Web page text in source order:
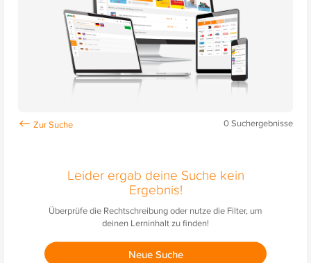
0Suchergebnisse
Leider ergab deine Suche kein
Ergebnis!
Überprüfe die Rechtschreibung oder nutze die Filter, um
deinen Lerninhalt zu finden!
Neue Suche